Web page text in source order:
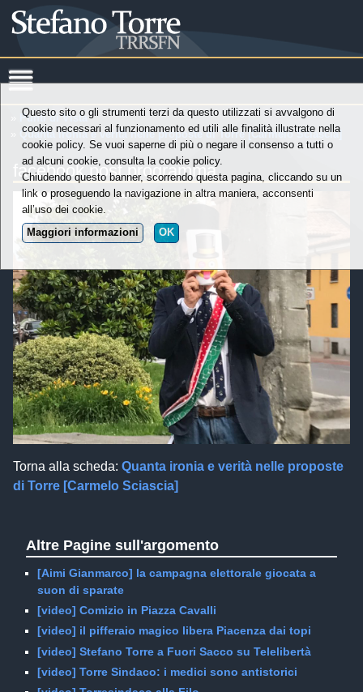
Punti di Vista
Quanta ironia e verità nelle proposte di Torre [Carmelo Sciascia]
facebook post programma
Torna alla scheda: Quanta ironia e verità nelle proposte
di Torre [Carmelo Sciascia]
Altre Pagine sull'argomento
[Aimi Gianmarco] la campagna elettorale giocata a
suon di sparate
[video] Comizio in Piazza Cavalli
[video] il pifferaio magico libera Piacenza dai topi
[video] Stefano Torre a Fuori Sacco su Telelibertà
[video] Torre Sindaco: i medici sono antistorici
Questo sito o gli strumenti terzi da questo utilizzati si avvalgono di
cookie necessari al funzionamento ed utili alle finalità illustrate nella
cookie policy. Se vuoi saperne di più o negare il consenso a tutti o
ad alcuni cookie, consulta la cookie policy.
Chiudendo questo banner, scorrendo questa pagina, cliccando su un
link o proseguendo la navigazione in altra maniera, acconsenti
all’uso dei cookie.
Maggiori informazioni
OK